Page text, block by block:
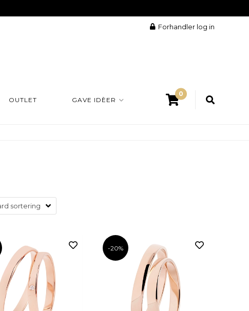
Forhandler log in
OUTLET GAVE IDÈER
0
-20%